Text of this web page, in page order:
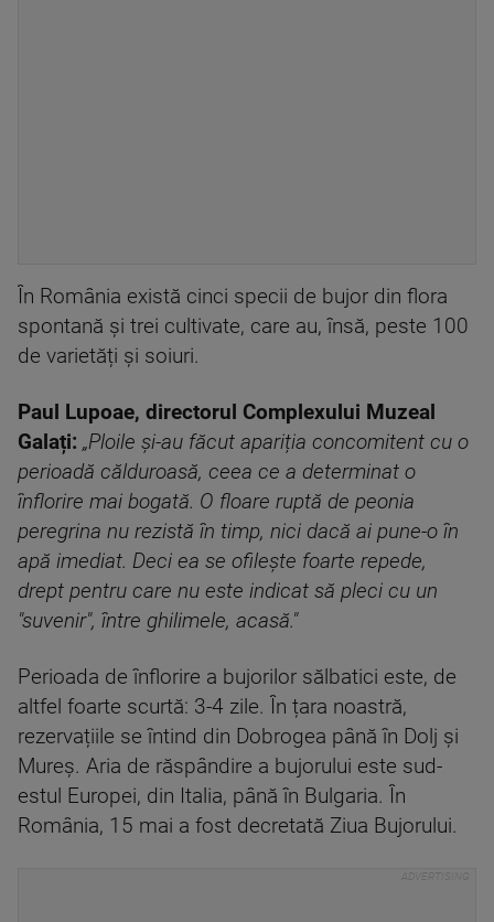
În România există cinci specii de bujor din flora
spontană și trei cultivate, care au, însă, peste 100
de varietăți și soiuri.
Paul Lupoae, directorul Complexului Muzeal
Galați: „Ploile și-au făcut apariția concomitent cu o
perioadă călduroasă, ceea ce a determinat o
înflorire mai bogată. O floare ruptă de peonia
peregrina nu rezistă în timp, nici dacă ai pune-o în
apă imediat. Deci ea se ofilește foarte repede,
drept pentru care nu este indicat să pleci cu un
"suvenir", între ghilimele, acasă."
Perioada de înflorire a bujorilor sălbatici este, de
altfel foarte scurtă: 3-4 zile. În țara noastră,
rezervațiile se întind din Dobrogea până în Dolj și
Mureș. Aria de răspândire a bujorului este sud-
estul Europei, din Italia, până în Bulgaria. În
România, 15 mai a fost decretată Ziua Bujorului.